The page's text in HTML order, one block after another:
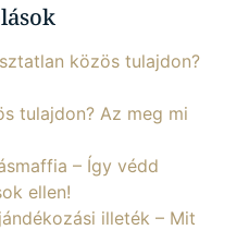
közös tulajdon?
tulajdon? Az meg mi
– Így védd
ellen!
illeték – Mit